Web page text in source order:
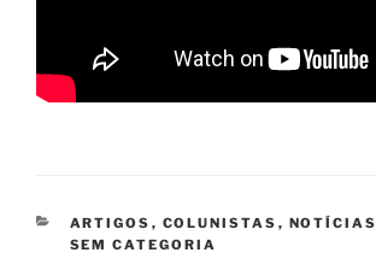
CATEGORIAS
ARTIGOS , COLUNISTAS , NOTÍCIAS
SEM CATEGORIA